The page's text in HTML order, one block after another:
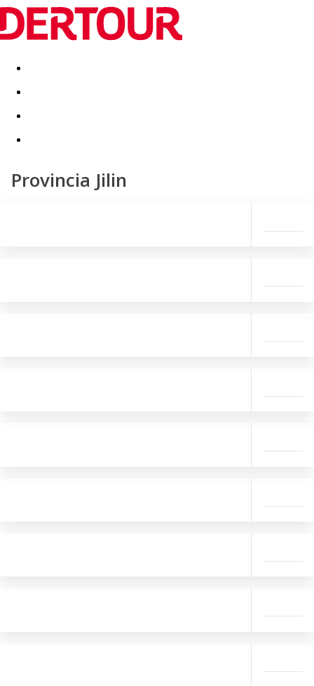
Destinatii Vacanta perfecta OFERTE DE NERATAT
Provincia Jilin